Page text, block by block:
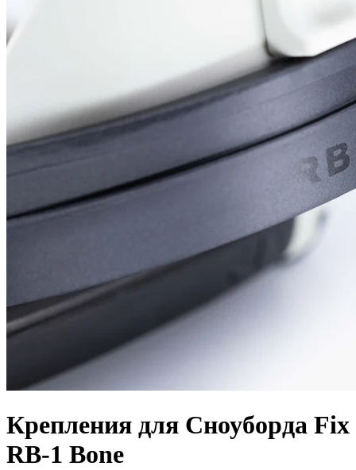
Крепления для Сноуборда Fix
RB-1 Bone